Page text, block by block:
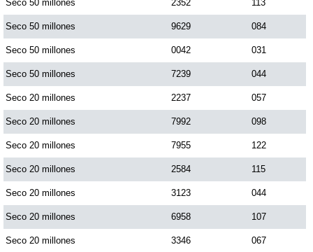
Seco 50 millones 2352 113
Seco 50 millones 9629 084
Seco 50 millones 0042 031
Seco 50 millones 7239 044
Seco 20 millones 2237 057
Seco 20 millones 7992 098
Seco 20 millones 7955 122
Seco 20 millones 2584 115
Seco 20 millones 3123 044
Seco 20 millones 6958 107
Seco 20 millones 3346 067